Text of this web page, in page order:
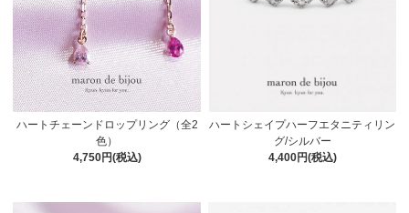
ハートチェーンドロップリング（全2
色）
4,750円(税込)
ハートシェイプハーフエタニティリン
グ/シルバー
4,400円(税込)